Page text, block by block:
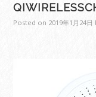
Posted on 2019年1月24日